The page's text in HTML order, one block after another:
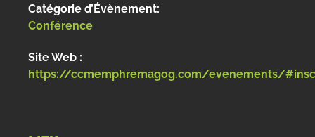
Catégorie d’Évènement:
Conférence
Site Web :
https://ccmemphremagog.com/evenements/